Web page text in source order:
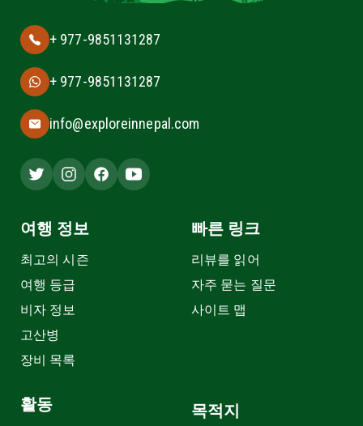
+ 977-9851131287
+ 977-9851131287
info@exploreinnepal.com
여행 정보
최고의 시즌
여행 등급
비자 정보
고산병
장비 목록
빠른 링크
리뷰를 읽어
자주 묻는 질문
사이트 맵
활동 목적지